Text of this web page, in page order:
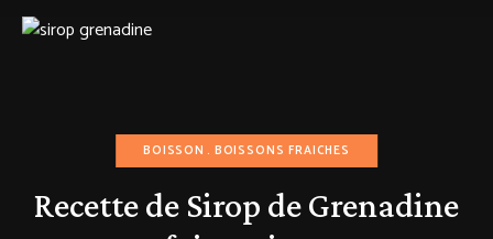
BOISSON BOISSONS FRAICHES
Recette de Sirop de Grenadine